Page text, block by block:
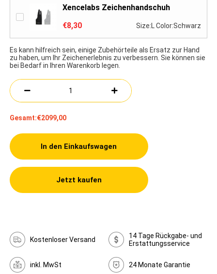
Xencelabs Zeichenhandschuh
€8,30
Size:L Color:Schwarz
Es kann hilfreich sein, einige Zubehörteile als Ersatz zur Hand
zu haben, um Ihr Zeichenerlebnis zu verbessern. Sie können sie
bei Bedarf in Ihren Warenkorb legen.
Gesamt:€2099,00
In den Einkaufswagen
Jetzt kaufen
Kostenloser Versand
14 Tage Rückgabe- und
Erstattungsservice
inkl. MwSt 24 Monate Garantie